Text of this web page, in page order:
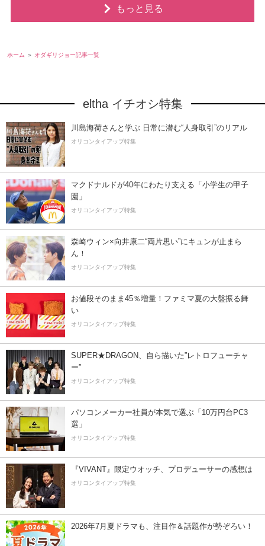
もっと見る
ホーム オダギリジョー記事一覧
eltha イチオシ特集
川島海荷さんと学ぶ 日常に潜む“人身取引”のリアル
オリコンタイアップ特集
マクドナルドが40年にわたり支える「小学生の甲子
園」
オリコンタイアップ特集
森崎ウィン×向井康二“両片思い”にキュンが止まら
ん！
オリコンタイアップ特集
お値段そのまま45％増量！ファミマ夏の大盤振る舞
い
オリコンタイアップ特集
SUPER★DRAGON、自ら描いた”レトロフューチャ
ー”
オリコンタイアップ特集
パソコンメーカー社員が本気で選ぶ「10万円台PC3
選」
オリコンタイアップ特集
『VIVANT』限定ウオッチ、プロデューサーの感想は
オリコンタイアップ特集
2026年7月夏ドラマも、注目作＆話題作が勢ぞろい！